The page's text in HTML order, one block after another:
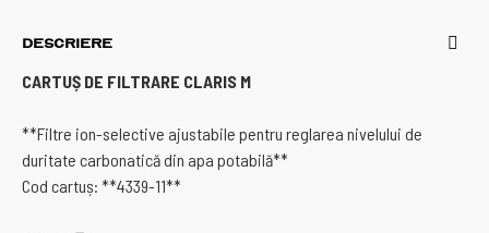
DESCRIERE
CARTUȘ DE FILTRARE CLARIS M
**Filtre ion-selective ajustabile pentru reglarea nivelului de
duritate carbonatică din apa potabilă**
Cod cartuș: **4339-11**